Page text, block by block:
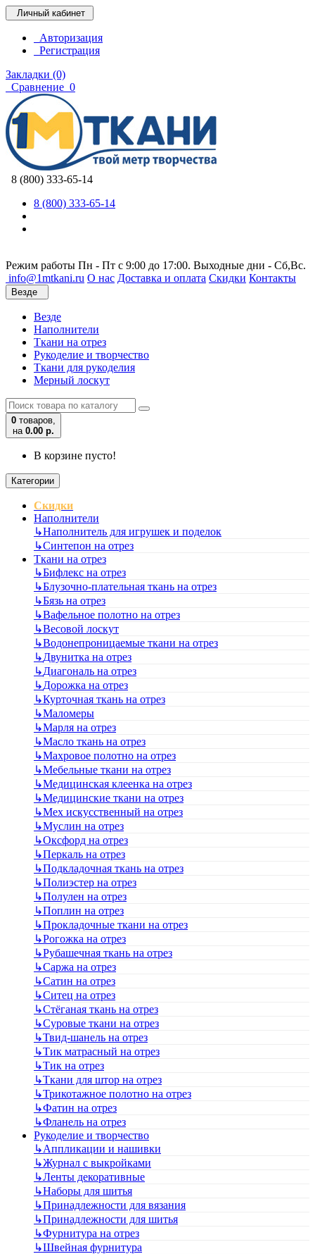
Личный кабинет
Авторизация
Регистрация
Закладки (0)
Сравнение 0
8 (800) 333-65-14
8 (800) 333-65-14
Режим работы Пн - Пт с 9:00 до 17:00. Выходные дни - Сб,Вс.
info@1mtkani.ru О нас Доставка и оплата Скидки Контакты
Везде
Везде
Наполнители
Ткани на отрез
Рукоделие и творчество
Ткани для рукоделия
Мерный лоскут
0 товаров,
на 0.00 р.
В корзине пусто!
Категории
Скидки
Наполнители
↳Наполнитель для игрушек и поделок
↳Синтепон на отрез
Ткани на отрез
↳Бифлекс на отрез
↳Блузочно-плательная ткань на отрез
↳Бязь на отрез
↳Вафельное полотно на отрез
↳Весовой лоскут
↳Водонепроницаемые ткани на отрез
↳Двунитка на отрез
↳Диагональ на отрез
↳Дорожка на отрез
↳Курточная ткань на отрез
↳Маломеры
↳Марля на отрез
↳Масло ткань на отрез
↳Махровое полотно на отрез
↳Мебельные ткани на отрез
↳Медицинская клеенка на отрез
↳Медицинские ткани на отрез
↳Мех искусственный на отрез
↳Муслин на отрез
↳Оксфорд на отрез
↳Перкаль на отрез
↳Подкладочная ткань на отрез
↳Полиэстер на отрез
↳Полулен на отрез
↳Поплин на отрез
↳Прокладочные ткани на отрез
↳Рогожка на отрез
↳Рубашечная ткань на отрез
↳Саржа на отрез
↳Сатин на отрез
↳Ситец на отрез
↳Стёганая ткань на отрез
↳Суровые ткани на отрез
↳Твид-шанель на отрез
↳Тик матрасный на отрез
↳Тик на отрез
↳Ткани для штор на отрез
↳Трикотажное полотно на отрез
↳Фатин на отрез
↳Фланель на отрез
Рукоделие и творчество
↳Аппликации и нашивки
↳Журнал с выкройками
↳Ленты декоративные
↳Наборы для шитья
↳Принадлежности для вязания
↳Принадлежности для шитья
↳Фурнитура на отрез
↳Швейная фурнитура